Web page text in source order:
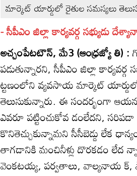
మార్కెట్‌ యార్డులో రైతుల సమస్యలు
- సీపీఎం జిల్లా కార్యవర్గ సభ్యుడు
అచ్చంపేటటౌన్‌, మే3 (ఆంధ్రజ్యో తి) :
పడుతున్నారని, సీపీఎం జిల్లా
ట్టణంలోని వ్యవసాయ మార్కెట్‌
తెలుసుకున్నారు. ఈ సందర్భంగా
ఎవరూ పట్టించుకోవ డంలేదని,
కొనితెచ్చుకున్నామని సీసీబెడ్డు లేక
తాగడానికి మంచినీళ్లు దొరకడం లేద
వెంకటయ్య, పర్వతాలు, వాల్యనాయ క్‌,